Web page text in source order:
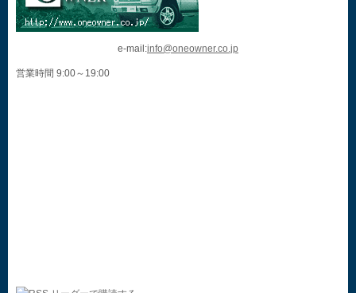
e-mail:info@oneowner.co.jp
営業時間 9:00～19:00